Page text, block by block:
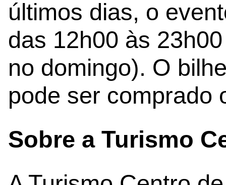
últimos dias, o
das 12h00 às
no domingo). O
pode ser comprado
Sobre a Turismo